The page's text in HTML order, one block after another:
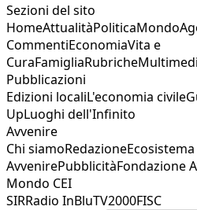
Sezioni del sito
HomeAttualitàPoliticaMondo
CommentiEconomiaVita e
CuraFamigliaRubriche
Pubblicazioni
Edizioni localiL'economia civile
UpLuoghi dell'Infinito
Avvenire
Chi siamoRedazioneEcosistema
AvvenirePubblicitàFondazione
Mondo CEI
SIRRadio InBluTV2000FISC